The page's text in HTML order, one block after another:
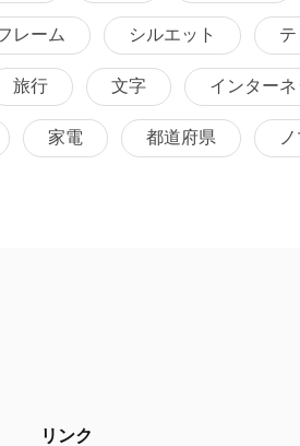
レーム シルエット
旅行 文字 インターネ
家電 都道府県
リンク